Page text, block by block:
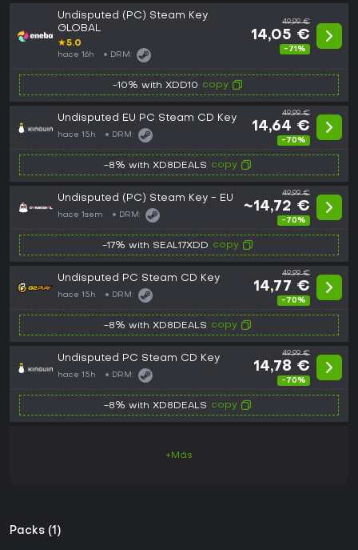
Undisputed (PC) Steam Key
GLOBAL
★5.0
hace 16h DRM:
49,99 €
14,05 €
-71%
-10% with XDD10 copy
Undisputed EU PC Steam CD Key
hace 15h DRM:
49,99 €
14,64 €
-70%
-8% with XD8DEALS copy
Undisputed (PC) Steam Key - EU
hace 1sem DRM:
49,99 €
~14,72 €
-70%
-17% with SEAL17XDD copy
Undisputed PC Steam CD Key
hace 15h DRM:
49,99 €
14,77 €
-70%
-8% with XD8DEALS copy
Undisputed PC Steam CD Key
hace 15h DRM:
49,99 €
14,78 €
-70%
-8% with XD8DEALS copy
+Más
Packs (1)